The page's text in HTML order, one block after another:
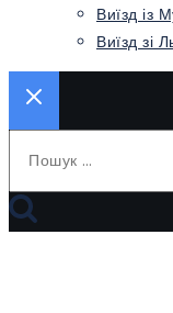
Виїзд із
Виїзд зі